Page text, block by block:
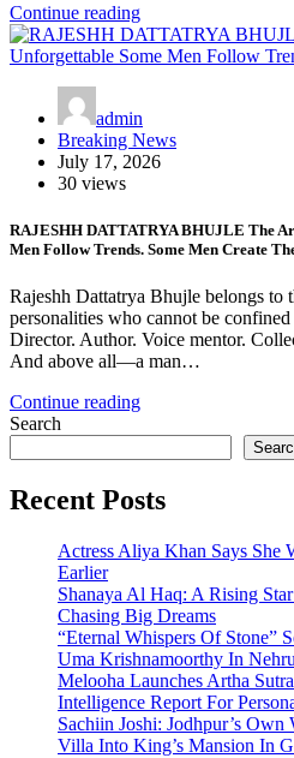
Continue reading
admin
Breaking News
July 17, 2026
30 views
RAJESHH DATTATRYA BHUJLE The
Men Follow Trends. Some Men Create
Rajeshh Dattatrya Bhujle belongs to
personalities who cannot be
Director. Author. Voice mentor.
And above all—a man…
Continue reading
Search
Recent Posts
Actress Aliya Khan Says She
Earlier
Shanaya Al Haq: A Rising
Chasing Big Dreams
“Eternal Whispers Of Stone”
Uma Krishnamoorthy In
Melooha Launches Artha
Intelligence Report For
Sachiin Joshi: Jodhpur’s
Villa Into King’s Mansion In